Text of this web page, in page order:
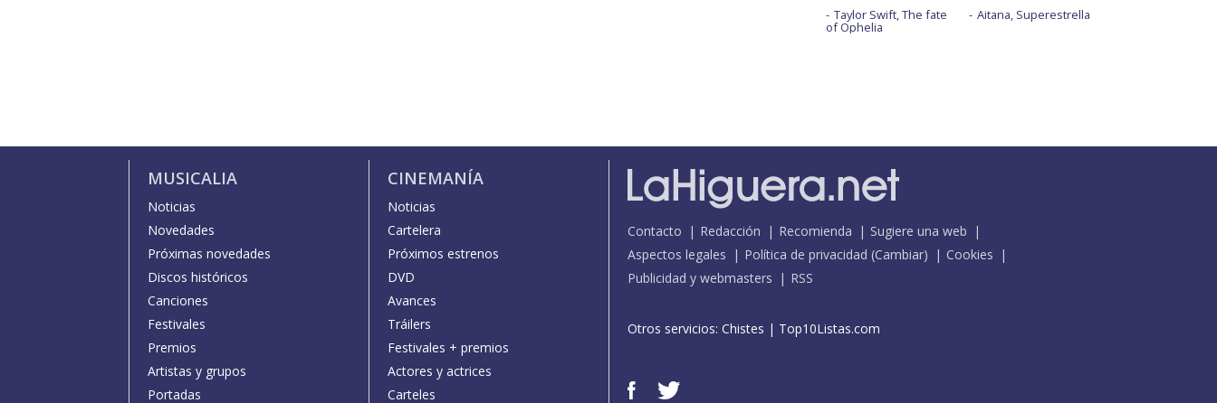
Taylor Swift, The fate
of Ophelia
Aitana, Superestrella
MUSICALIA
Noticias
Novedades
Próximas novedades
Discos históricos
Canciones
Festivales
Premios
Artistas y grupos
Portadas
CINEMANÍA
Noticias
Cartelera
Próximos estrenos
DVD
Avances
Tráilers
Festivales + premios
Actores y actrices
Carteles
Contacto Redacción Recomienda
Sugiere una web
Aspectos legales
Política de privacidad (Cambiar)
Cookies
Publicidad y webmasters
RSS
Otros servicios: Chistes | Top10Listas.com